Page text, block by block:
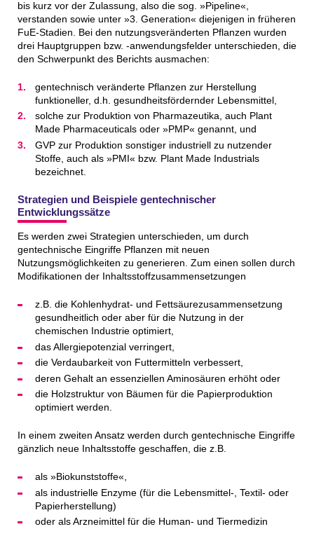
bis kurz vor der Zulassung, also die sog. »Pipeline«,
verstanden sowie unter »3. Generation« diejenigen in früheren
FuE-Stadien. Bei den nutzungsveränderten Pflanzen wurden
drei Hauptgruppen bzw. -anwendungsfelder unterschieden, die
den Schwerpunkt des Berichts ausmachen:
gentechnisch veränderte Pflanzen zur Herstellung
funktioneller, d.h. gesundheitsfördernder Lebensmittel,
solche zur Produktion von Pharmazeutika, auch Plant
Made Pharmaceuticals oder »PMP« genannt, und
GVP zur Produktion sonstiger industriell zu nutzender
Stoffe, auch als »PMI« bzw. Plant Made Industrials
bezeichnet.
Strategien und Beispiele gentechnischer
Entwicklungssätze
Es werden zwei Strategien unterschieden, um durch
gentechnische Eingriffe Pflanzen mit neuen
Nutzungsmöglichkeiten zu generieren. Zum einen sollen durch
Modifikationen der Inhaltsstoffzusammensetzungen
z.B. die Kohlenhydrat- und Fettsäurezusammensetzung
gesundheitlich oder aber für die Nutzung in der
chemischen Industrie optimiert,
das Allergiepotenzial verringert,
die Verdaubarkeit von Futtermitteln verbessert,
deren Gehalt an essenziellen Aminosäuren erhöht oder
die Holzstruktur von Bäumen für die Papierproduktion
optimiert werden.
In einem zweiten Ansatz werden durch gentechnische Eingriffe
gänzlich neue Inhaltsstoffe geschaffen, die z.B.
als »Biokunststoffe«,
als industrielle Enzyme (für die Lebensmittel-, Textil- oder
Papierherstellung)
oder als Arzneimittel für die Human- und Tiermedizin